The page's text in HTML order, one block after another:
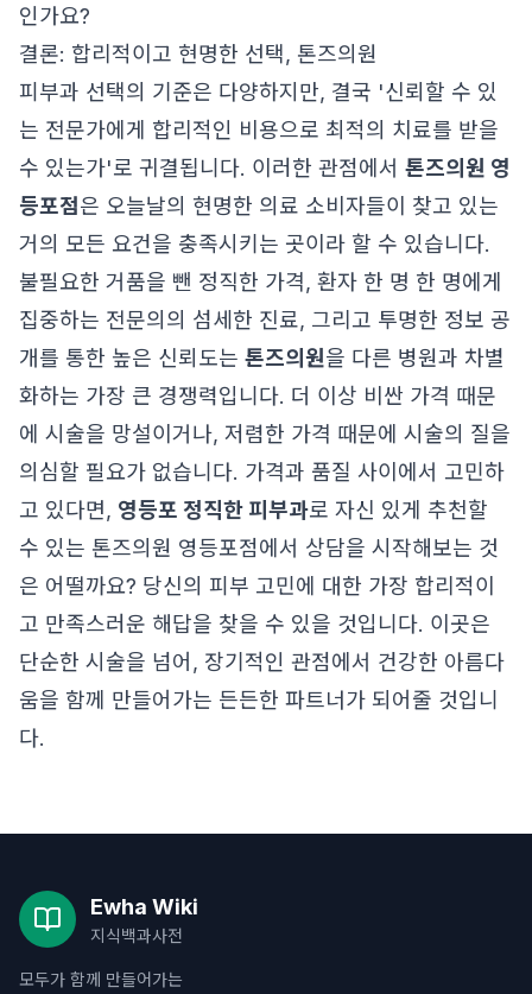
인가요?
결론: 합리적이고 현명한 선택, 톤즈의원
피부과 선택의 기준은 다양하지만, 결국 '신뢰할 수 있
는 전문가에게 합리적인 비용으로 최적의 치료를 받을
수 있는가'로 귀결됩니다. 이러한 관점에서 톤즈의원 영
등포점은 오늘날의 현명한 의료 소비자들이 찾고 있는
거의 모든 요건을 충족시키는 곳이라 할 수 있습니다.
불필요한 거품을 뺀 정직한 가격, 환자 한 명 한 명에게
집중하는 전문의의 섬세한 진료, 그리고 투명한 정보 공
개를 통한 높은 신뢰도는 톤즈의원을 다른 병원과 차별
화하는 가장 큰 경쟁력입니다. 더 이상 비싼 가격 때문
에 시술을 망설이거나, 저렴한 가격 때문에 시술의 질을
의심할 필요가 없습니다. 가격과 품질 사이에서 고민하
고 있다면, 영등포 정직한 피부과로 자신 있게 추천할
수 있는 톤즈의원 영등포점에서 상담을 시작해보는 것
은 어떨까요? 당신의 피부 고민에 대한 가장 합리적이
고 만족스러운 해답을 찾을 수 있을 것입니다. 이곳은
단순한 시술을 넘어, 장기적인 관점에서 건강한 아름다
움을 함께 만들어가는 든든한 파트너가 되어줄 것입니
다.
Ewha Wiki
지식백과사전
모두가 함께 만들어가는